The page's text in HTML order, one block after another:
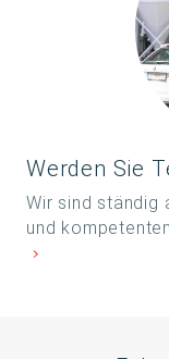
Werden Sie
Wir sind ständig
und